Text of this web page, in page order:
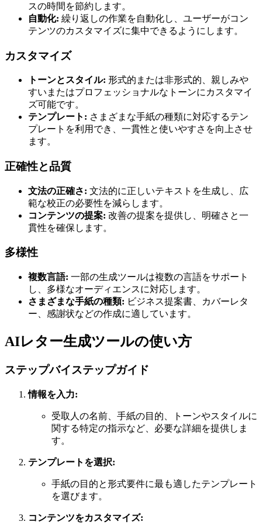
スの時間を節約します。
自動化: 繰り返しの作業を自動化し、ユーザーがコン
テンツのカスタマイズに集中できるようにします。
カスタマイズ
トーンとスタイル: 形式的または非形式的、親しみや
すいまたはプロフェッショナルなトーンにカスタマイ
ズ可能です。
テンプレート: さまざまな手紙の種類に対応するテン
プレートを利用でき、一貫性と使いやすさを向上させ
ます。
正確性と品質
文法の正確さ: 文法的に正しいテキストを生成し、広
範な校正の必要性を減らします。
コンテンツの提案: 改善の提案を提供し、明確さと一
貫性を確保します。
多様性
複数言語: 一部の生成ツールは複数の言語をサポート
し、多様なオーディエンスに対応します。
さまざまな手紙の種類: ビジネス提案書、カバーレタ
ー、感謝状などの作成に適しています。
AIレター生成ツールの使い方
ステップバイステップガイド
情報を入力:
受取人の名前、手紙の目的、トーンやスタイルに
関する特定の指示など、必要な詳細を提供しま
す。
テンプレートを選択:
手紙の目的と形式要件に最も適したテンプレート
を選びます。
コンテンツをカスタマイズ: